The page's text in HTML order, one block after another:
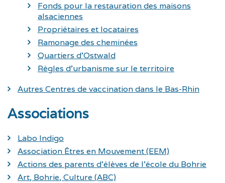
Fonds pour la restauration des maisons
alsaciennes
Propriétaires et locataires
Ramonage des cheminées
Quartiers d’Ostwald
Règles d’urbanisme sur le territoire
Autres Centres de vaccination dans le Bas-Rhin
Associations
Labo Indigo
Association Êtres en Mouvement (EEM)
Actions des parents d'élèves de l'école du Bohrie
Art, Bohrie, Culture (ABC)